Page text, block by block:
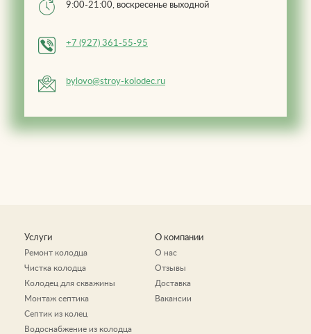
9:00-21:00, воскресенье выходной
+7 (927) 361-55-95
bylovo@stroy-kolodec.ru
Услуги
Ремонт колодца
Чистка колодца
Колодец для скважины
Монтаж септика
Септик из колец
Водоснабжение из колодца
О компании
О нас
Отзывы
Доставка
Вакансии